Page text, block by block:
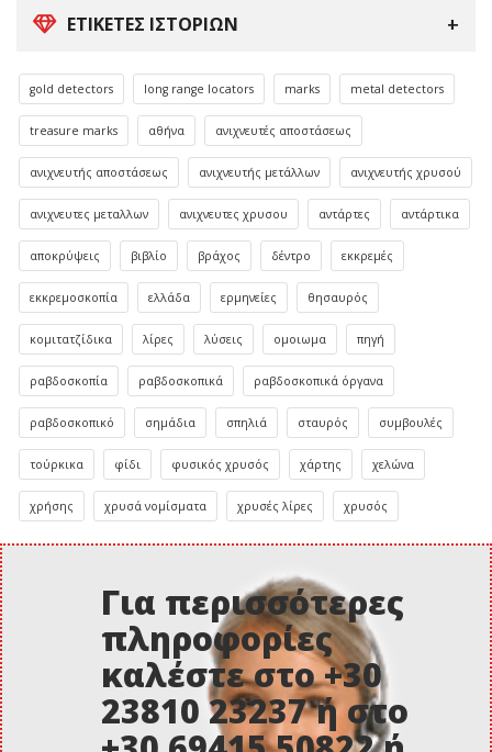
ΕΤΙΚΈΤΕΣ ΙΣΤΟΡΙΏΝ
gold detectors long range locators marks metal detectors
treasure marks αθήνα ανιχνευτές αποστάσεως
ανιχνευτής αποστάσεως ανιχνευτής μετάλλων ανιχνευτής χρυσού
ανιχνευτες μεταλλων ανιχνευτες χρυσου αντάρτες αντάρτικα
αποκρύψεις βιβλίο βράχος δέντρο εκκρεμές
εκκρεμοσκοπία ελλάδα ερμηνείες θησαυρός
κομιτατζίδικα λίρες λύσεις ομοιωμα πηγή
ραβδοσκοπία ραβδοσκοπικά ραβδοσκοπικά όργανα
ραβδοσκοπικό σημάδια σπηλιά σταυρός συμβουλές
τούρκικα φίδι φυσικός χρυσός χάρτης χελώνα
χρήσης χρυσά νομίσματα χρυσές λίρες χρυσός
Για περισσότερες
πληροφορίες
καλέστε στο +30
23810 23237 ή στο